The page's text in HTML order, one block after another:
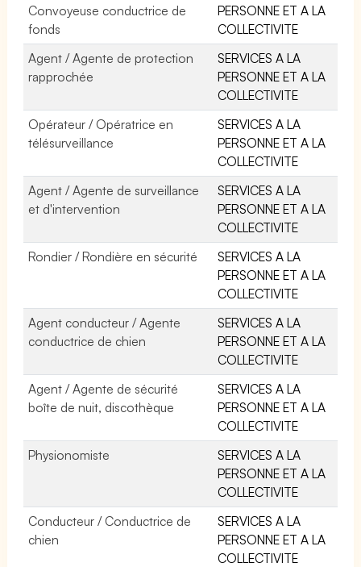
Convoyeuse conductrice de
fonds
PERSONNE ET A LA
COLLECTIVITE
Agent / Agente de protection
rapprochée
SERVICES A LA
PERSONNE ET A LA
COLLECTIVITE
Opérateur / Opératrice en
télésurveillance
SERVICES A LA
PERSONNE ET A LA
COLLECTIVITE
Agent / Agente de surveillance
et d'intervention
SERVICES A LA
PERSONNE ET A LA
COLLECTIVITE
Rondier / Rondière en sécurité
SERVICES A LA
PERSONNE ET A LA
COLLECTIVITE
Agent conducteur / Agente
conductrice de chien
SERVICES A LA
PERSONNE ET A LA
COLLECTIVITE
Agent / Agente de sécurité
boîte de nuit, discothèque
SERVICES A LA
PERSONNE ET A LA
COLLECTIVITE
Physionomiste
SERVICES A LA
PERSONNE ET A LA
COLLECTIVITE
Conducteur / Conductrice de
chien
SERVICES A LA
PERSONNE ET A LA
COLLECTIVITE